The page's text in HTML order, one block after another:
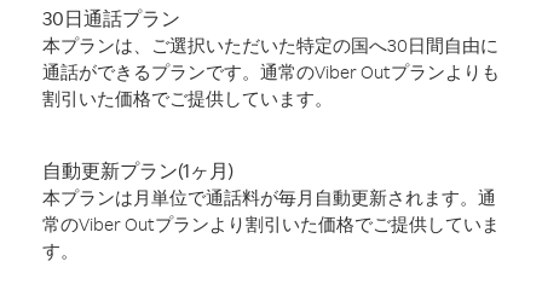
30日通話プラン
本プランは、ご選択いただいた特定の国へ30日間自由に
通話ができるプランです。通常のViber Outプランよりも
割引いた価格でご提供しています。
自動更新プラン(1ヶ月)
本プランは月単位で通話料が毎月自動更新されます。通
常のViber Outプランより割引いた価格でご提供していま
す。